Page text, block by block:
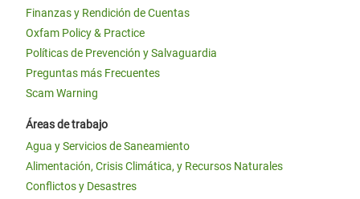
Finanzas y Rendición de Cuentas
Oxfam Policy & Practice
Políticas de Prevención y Salvaguardia
Preguntas más Frecuentes
Scam Warning
Áreas de trabajo
Agua y Servicios de Saneamiento
Alimentación, Crisis Climática, y Recursos Naturales
Conflictos y Desastres